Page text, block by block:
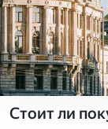
Стоит ли